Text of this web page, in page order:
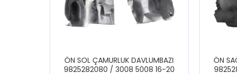
ÖN SOL ÇAMURLUK DAVLUMBAZI
9825282080 / 3008 5008 16-20
ÖN